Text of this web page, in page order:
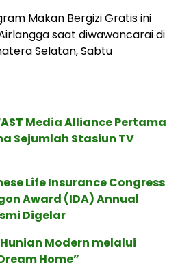
Makan Bergizi Gratis ini
saat diwawancarai di
Selatan, Sabtu
Media Alliance Pertama
Sejumlah Stasiun TV
Life Insurance Congress
Award (IDA) Annual
Digelar
Modern melalui
Home”